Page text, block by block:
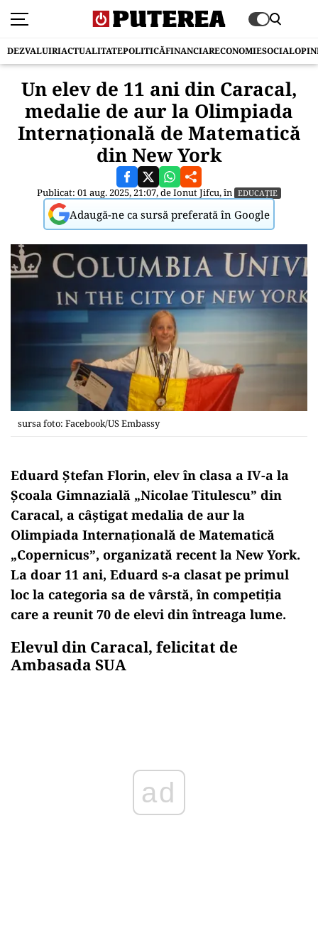
DEZVALUIRIACTUALITATEPOLITICĂFINANCIARECONOMIESOCIAL
Un elev de 11 ani din Caracal,
medalie de aur la Olimpiada
Internațională de Matematică
din New York
Publicat: 01 aug. 2025, 21:07, deIonut Jifcu, în EDUCAȚIE
Adaugă-ne ca sursă preferată în Google
sursa foto: Facebook/US Embassy
Eduard Ștefan Florin, elev în clasa a IV-a la
Școala Gimnazială „Nicolae Titulescu” din
Caracal, a câștigat medalia de aur la
Olimpiada Internațională de Matematică
„Copernicus”, organizată recent la New York.
La doar 11 ani, Eduard s-a clasat pe primul
loc la categoria sa de vârstă, în competiția
care a reunit 70 de elevi din întreaga lume.
Elevul din Caracal, felicitat de
Ambasada SUA